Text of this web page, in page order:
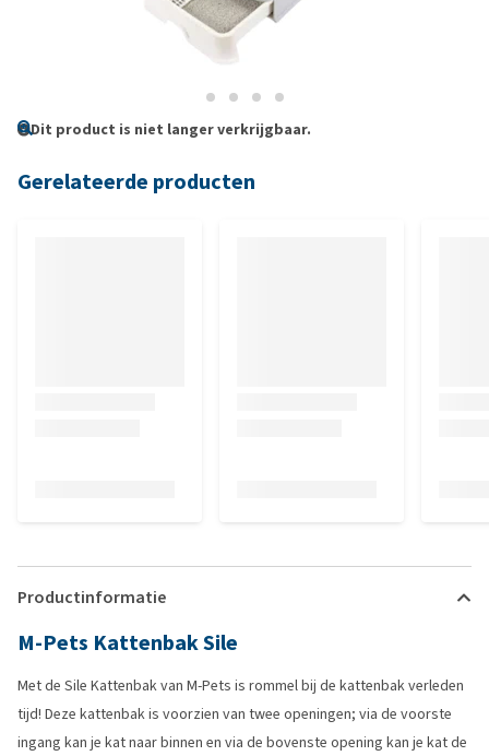
Dit product is niet langer verkrijgbaar.
Gerelateerde producten
Productinformatie
M-Pets Kattenbak Sile
Met de Sile Kattenbak van M-Pets is rommel bij de kattenbak verleden
tijd! Deze kattenbak is voorzien van twee openingen; via de voorste
ingang kan je kat naar binnen en via de bovenste opening kan je kat de